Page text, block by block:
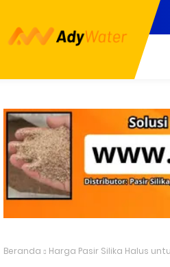
Beranda Harga Pasir Silika Halus